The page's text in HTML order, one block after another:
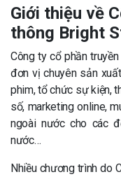
Giới thiệu về
thông Bright
Công ty cổ phần
đơn vị chuyên sản
phim, tổ chức sự kiện,
số, marketing online,
ngoài nước cho các
nước…
Nhiều chương trình do